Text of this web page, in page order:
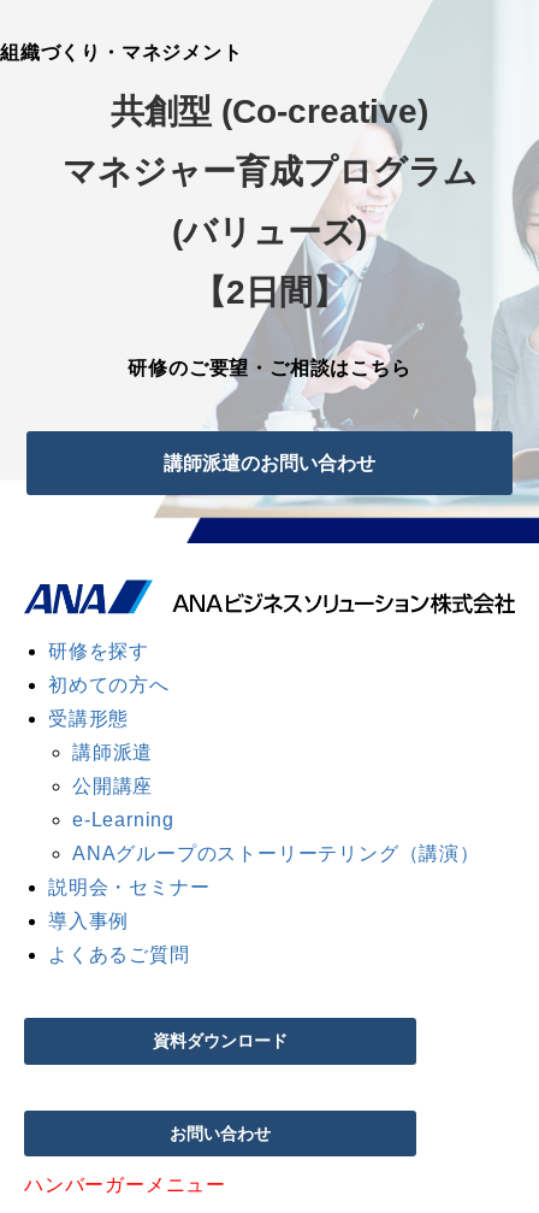
組織づくり・マネジメント
共創型 (Co-creative)
マネジャー育成プログラム
(バリューズ)
【2日間】
研修のご要望・ご相談はこちら
講師派遣のお問い合わせ
研修を探す
初めての方へ
受講形態
講師派遣
公開講座
e-Learning
ANAグループのストーリーテリング（講演）
説明会・セミナー
導入事例
よくあるご質問
資料ダウンロード
お問い合わせ
ハンバーガーメニュー